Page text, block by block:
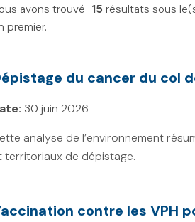
avons trouvé 15 résultats sous
premier.
du cancer du col
30 juin 2026
analyse de l’environnement
territoriaux de dépistage.
contre les VPH